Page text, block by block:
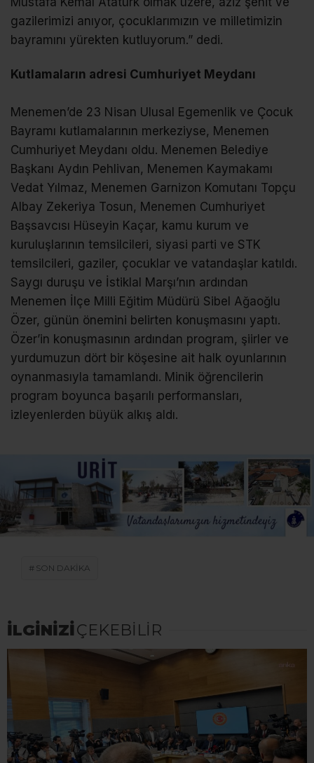
gazilerimizi anıyor, çocuklarımızın ve milletimizin
bayramını yürekten kutluyorum.” dedi.
Kutlamaların adresi Cumhuriyet Meydanı
Menemen’de 23 Nisan Ulusal Egemenlik ve Çocuk
Bayramı kutlamalarının merkeziyse, Menemen
Cumhuriyet Meydanı oldu. Menemen Belediye
Başkanı Aydın Pehlivan, Menemen Kaymakamı
Vedat Yılmaz, Menemen Garnizon Komutanı Topçu
Albay Zekeriya Tosun, Menemen Cumhuriyet
Başsavcısı Hüseyin Kaçar, kamu kurum ve
kuruluşlarının temsilcileri, siyasi parti ve STK
temsilcileri, gaziler, çocuklar ve vatandaşlar katıldı.
Saygı duruşu ve İstiklal Marşı’nın ardından
Menemen İlçe Milli Eğitim Müdürü Sibel Ağaoğlu
Özer, günün önemini belirten konuşmasını yaptı.
Özer’in konuşmasının ardından program, şiirler ve
yurdumuzun dört bir köşesine ait halk oyunlarının
oynanmasıyla tamamlandı. Minik öğrencilerin
program boyunca başarılı performansları,
izleyenlerden büyük alkış aldı.
SON DAKİKA
İLGİNİZİÇEKEBİLİR